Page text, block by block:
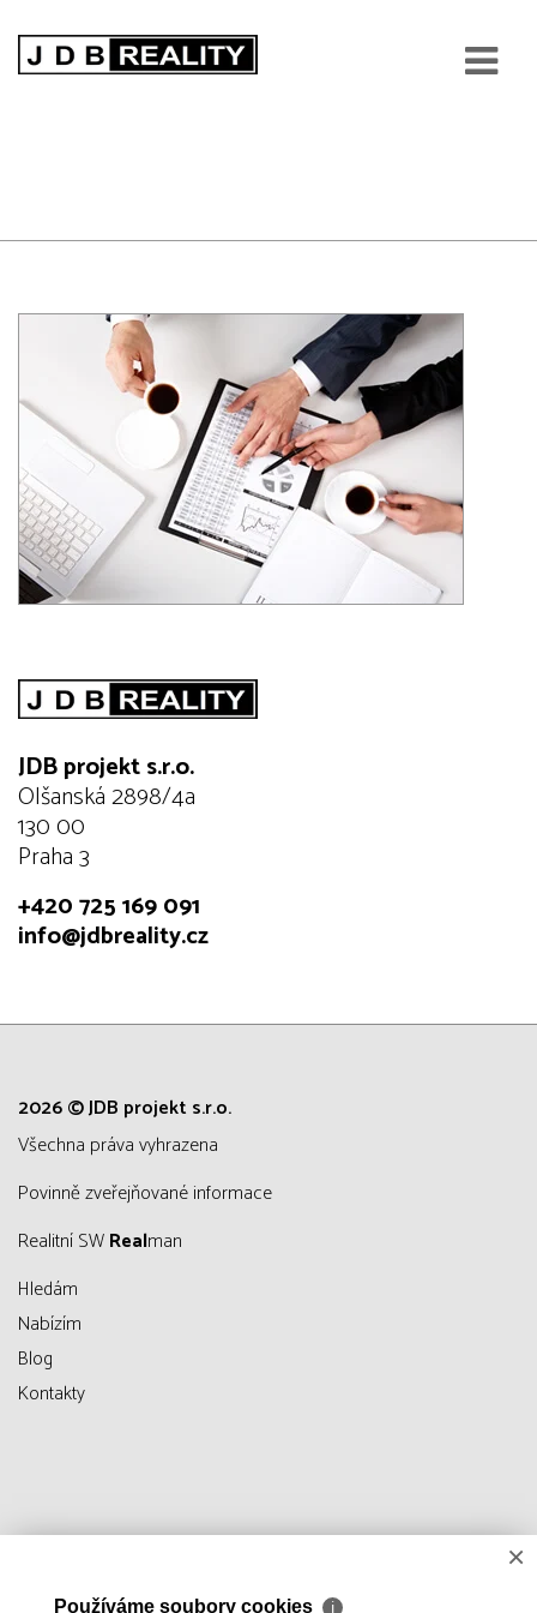
JDB projekt s.r.o.
Olšanská 2898/4a
130 00
Praha 3
+420 725 169 091
info@jdbreality.cz
2026 © JDB projekt s.r.o.
všechna práva vyhrazena
Povinně zveřejňované informace
Realitní SWRealman
Hledám
Nabízím
Blog
Kontakty
×
Používáme soubory cookies ℹ